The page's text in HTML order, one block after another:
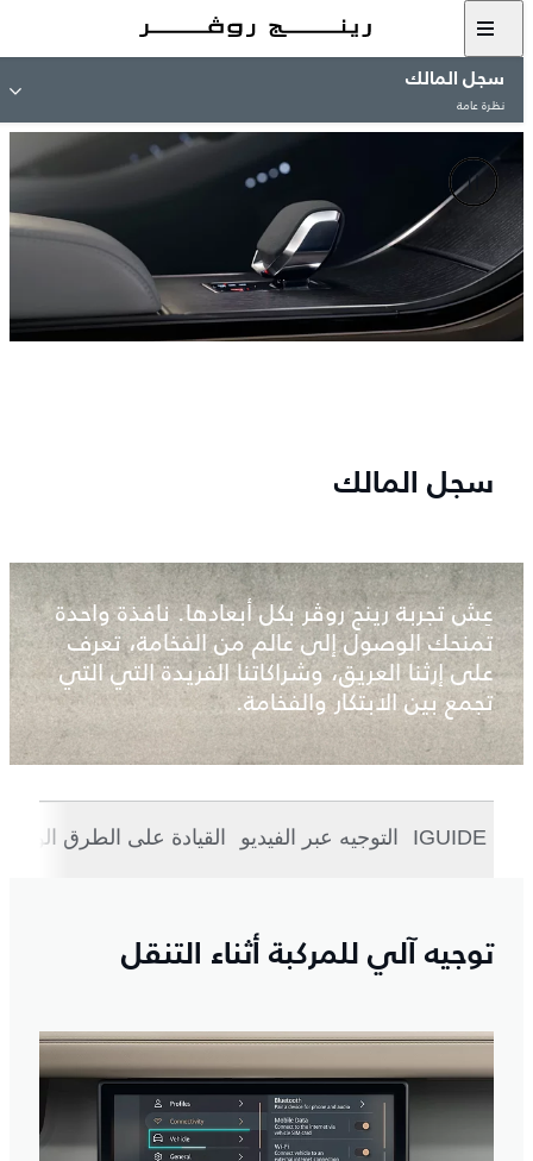
سجل المالك
نظرة عامة
سجل المالك
عِش تجربة رينج روڤر بكل أبعادها. نافذة واحدة
تمنحك الوصول إلى عالم من الفخامة، تعرف
على إرثنا العريق، وشراكاتنا الفريدة التي التي
تجمع بين الابتكار والفخامة.
IGUIDE التوجيه عبر الفيديو القيادة على الطرق الوعرة
توجيه آلي للمركبة أثناء التنقل